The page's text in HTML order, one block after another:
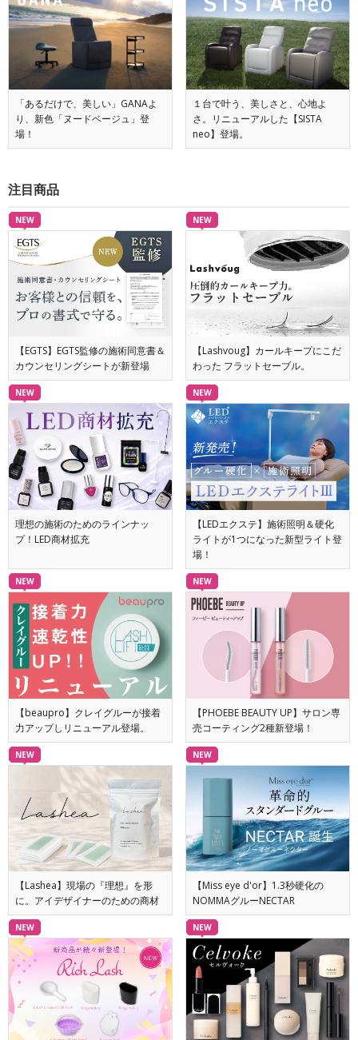
「あるだけで、美しい」GANAよ
り、新色「ヌードベージュ」登
場！
１台で叶う、美しさと、心地よ
さ。リニューアルした【SISTA
neo】登場。
注目商品
【EGTS】EGTS監修の施術同意書＆
カウンセリングシートが新登場
NEW
【Lashvoug】カールキープにこだ
わった フラットセーブル。
NEW
理想の施術のためのラインナッ
プ！LED商材拡充
NEW
【LEDエクステ】施術照明＆硬化
ライトが1つになった新型ライト登
場！
NEW
【beaupro】クレイグルーが接着
力アップしリニューアル登場。
NEW
【PHOEBE BEAUTY UP】サロン専
売コーティング2種新登場！
NEW
【Lashea】現場の『理想』を形
に。アイデザイナーのための商材
NEW
【Miss eye d'or】1.3秒硬化の
NOMMAグルーNECTAR
NEW
NEW NEW